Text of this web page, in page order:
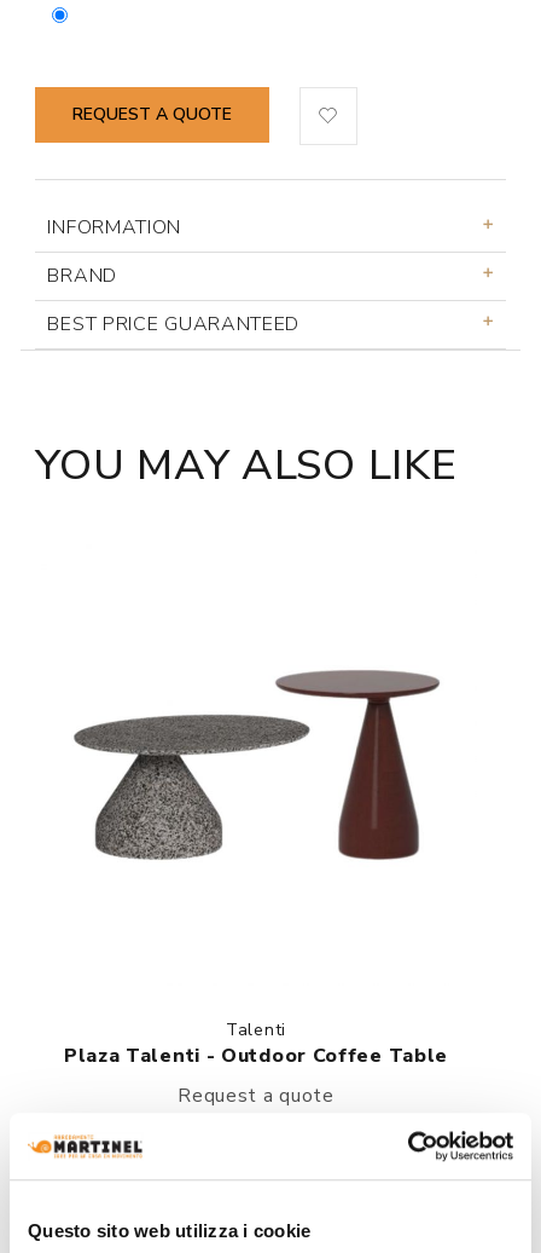
Questo sito web utilizza i cookie
REQUEST A QUOTE
INFORMATION
BRAND
BEST PRICE GUARANTEED
YOU MAY ALSO LIKE
Talenti
Plaza Talenti - Outdoor Coffee Table
Request a quote